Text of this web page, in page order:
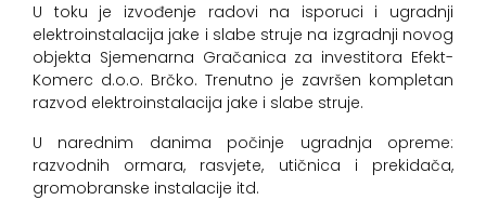
U toku je izvođenje radovi na isporuci i ugradnji
elektroinstalacija jake i slabe struje na izgradnji novog
objekta Sjemenarna Gračanica za investitora Efekt-
Komerc d.o.o. Brčko. Trenutno je završen kompletan
razvod elektroinstalacija jake i slabe struje.
U narednim danima počinje ugradnja opreme:
razvodnih ormara, rasvjete, utičnica i prekidača,
gromobranske instalacije itd.